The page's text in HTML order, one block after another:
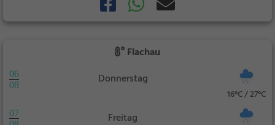
Flachau
06
08
Donnerstag
16°C / 27°C
07
Freitag